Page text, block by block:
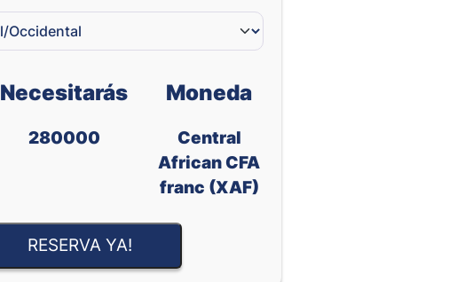
Necesitarás
280000
Moneda
Central
African CFA
franc (XAF)
RESERVA YA!